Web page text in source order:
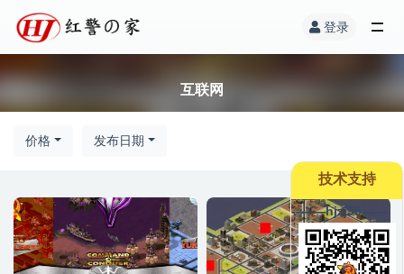
登录
互联网
价格 发布日期
技术支持
--——hjzj95——